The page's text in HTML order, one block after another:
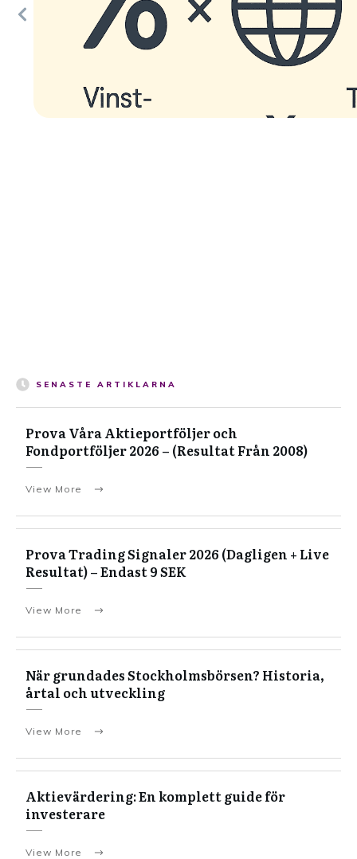
SENASTE ARTIKLARNA
Prova Våra Aktieportföljer och
Fondportföljer 2026 – (Resultat Från 2008)
View More
Prova Trading Signaler 2026 (Dagligen + Live
Resultat) – Endast 9 SEK
View More
När grundades Stockholmsbörsen? Historia,
årtal och utveckling
View More
Aktievärdering: En komplett guide för
investerare
View More